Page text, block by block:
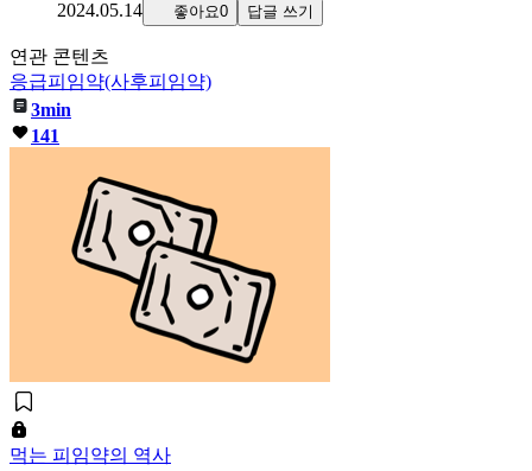
2024.05.14 좋아요0 답글 쓰기
연관 콘텐츠
응급피임약(사후피임약)
3min
141
먹는 피임약의 역사